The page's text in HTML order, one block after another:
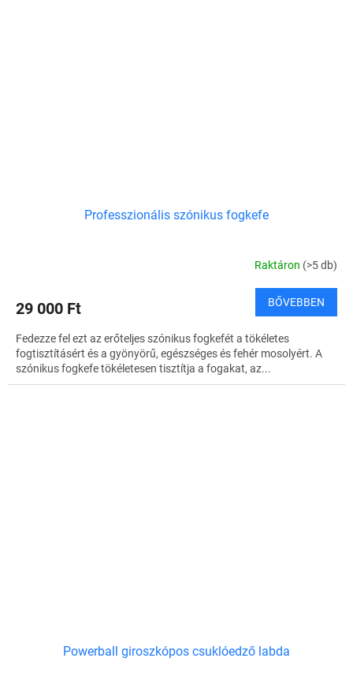
Professzionális szónikus fogkefe
Raktáron (>5 db)
29 000 Ft BŐVEBBEN
Fedezze fel ezt az erőteljes szónikus fogkefét a tökéletes
fogtisztításért és a gyönyörű, egészséges és fehér mosolyért. A
szónikus fogkefe tökéletesen tisztítja a fogakat, az...
Powerball giroszkópos csuklóedző labda